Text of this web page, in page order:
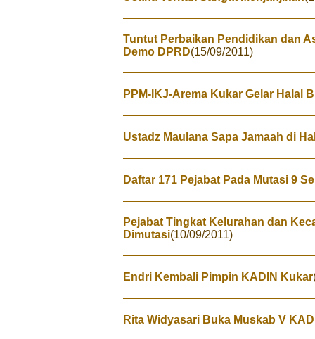
Tuntut Perbaikan Pendidikan dan
Demo DPRD(15/09/2011)
PPM-IKJ-Arema Kukar Gelar Halal
Ustadz Maulana Sapa Jamaah di
Daftar 171 Pejabat Pada Mutasi 9
Pejabat Tingkat Kelurahan dan
Dimutasi(10/09/2011)
Endri Kembali Pimpin KADIN Kukar
Rita Widyasari Buka Muskab V